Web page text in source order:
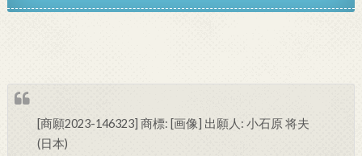
[商願2023-146323] 商標: [画像] 出願人: 小石原 将夫
(日本)